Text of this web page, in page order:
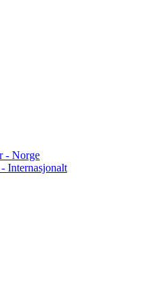
- Norge
Internasjonalt